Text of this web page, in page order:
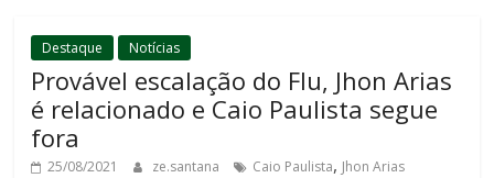
Destaque Notícias
Provável escalação do Flu, Jhon Arias
é relacionado e Caio Paulista segue
fora
25/08/2021 ze.santana Caio Paulista, Jhon Arias